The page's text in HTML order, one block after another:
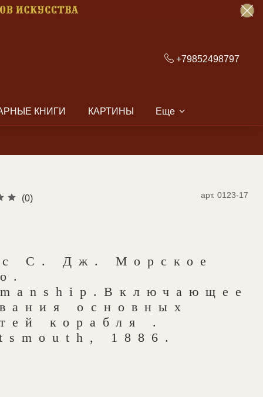
+79852498797
КНИГИ КАРТИНЫ Еще
(0) арт.0123-17
С. Дж. Морское
основных
корабля .
1886.